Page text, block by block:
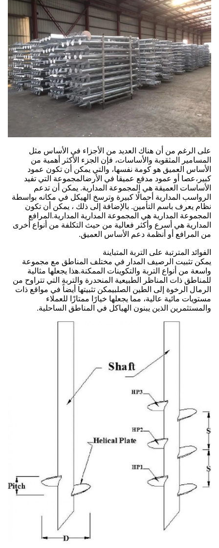
على الرغم من أن هناك العديد من الأجزاء في الأساس مثل
المسامير المثقوبة والأساسات، فإن الجزء الأكثر أهمية من
الأساس العميق هو كومة نفسها، والتي يمكن أن تكون عمود
كبير،عصا أو عمود مدفع عميقا في الأرضالمجموعة التي تفيد
الأساسات العميقة هي المجموعة المدارية. يمكن أن تدعم
الرواسب المدارية أحمالًا كبيرة وترسخ الهيكل في مكانه بواسطة
نظام يعرف باسم التأمين. بالإضافة إلى ذلك ، يمكن أن تكون
المجموعة المدارية هي المجموعة المدارية المدارية.المرافع
المدارية هي أسرع وأكثر فعالية من حيث التكلفة من أنواع أخرى
من المرافع أو أنظمة دعم الأساس العميق.
الفوائد المترتبة على التربة المتباينة
يمكن تثبيت الرصيف المدار في مختلف المناطق مع مجموعة
واسعة من أنواع التربة والتكوينات الممكنة.هذا يجعلها مثالية
للمناطق ذات المناظر الطبيعية المنحدرة والتربة التي تتراوح من
الرمال الرخوة إلى الطين الصلبيمكن تثبيتها أيضاً في مواقع ذات
مستويات مائية عالية، مما يجعلها خيارًا ممتازًا للعملاء
والمستثمرين الذين يبنون الهياكل في المناطق الساحلية.